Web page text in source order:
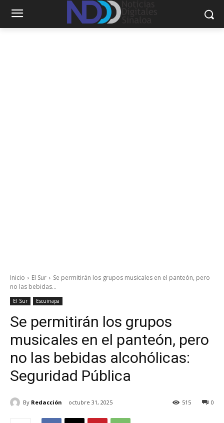
Inicio El Sur
Se permitirán los grupos musicales en el panteón, pero
no las bebidas...
El Sur Escuinapa
Se permitirán los grupos
musicales en el panteón, pero
no las bebidas alcohólicas:
Seguridad Pública
By Redacción octubre 31, 2025 0
515